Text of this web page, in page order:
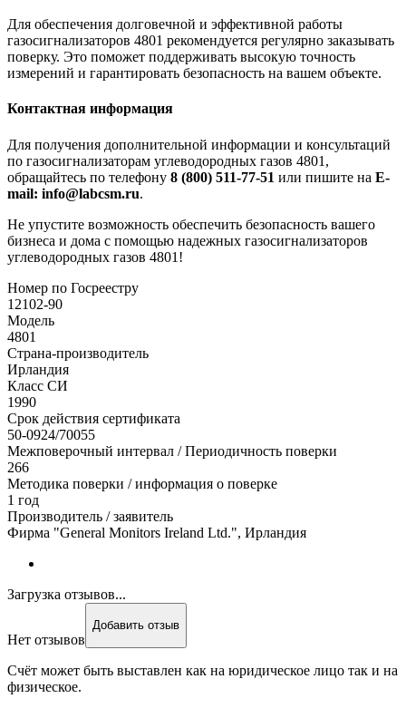
Для обеспечения долговечной и эффективной работы
газосигнализаторов 4801 рекомендуется регулярно заказывать
поверку. Это поможет поддерживать высокую точность
измерений и гарантировать безопасность на вашем объекте.
Контактная информация
Для получения дополнительной информации и консультаций
по газосигнализаторам углеводородных газов 4801,
обращайтесь по телефону 8 (800) 511-77-51 или пишите на E-
mail: info@labcsm.ru.
Не упустите возможность обеспечить безопасность вашего
бизнеса и дома с помощью надежных газосигнализаторов
углеводородных газов 4801!
Номер по Госреестру
12102-90
Модель
4801
Страна-производитель
Ирландия
Класс СИ
1990
Срок действия сертификата
50-0924/70055
Межповерочный интервал / Периодичность поверки
266
Методика поверки / информация о поверке
1 год
Производитель / заявитель
Фирма "General Monitors Ireland Ltd.", Ирландия
Загрузка отзывов...
Нет отзывов
Добавить отзыв
Счёт может быть выставлен как на юридическое лицо так и на
физическое.